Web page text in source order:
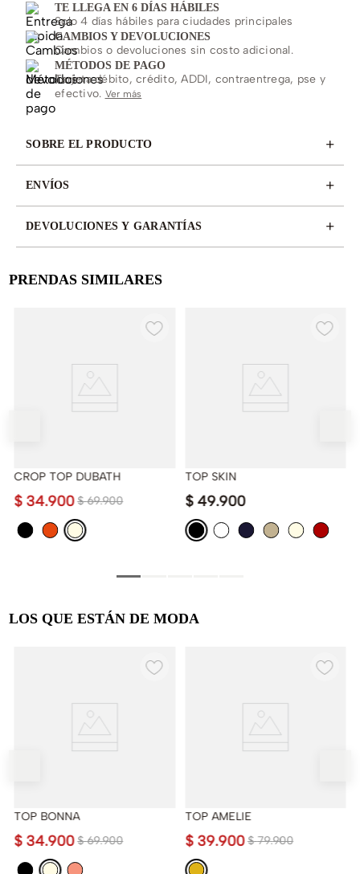
TE LLEGA EN 6 DÍAS HÁBILES
Solo 4 días hábiles para ciudades principales
CAMBIOS Y DEVOLUCIONES
Cambios o devoluciones sin costo adicional.
MÉTODOS DE PAGO
Tarjeta débito, crédito, ADDI, contraentrega, pse y
efectivo. Ver más
SOBRE EL PRODUCTO +
ENVÍOS +
DEVOLUCIONES Y GARANTÍAS +
PRENDAS SIMILARES
CROP TOP DUBATH
$ 69.900
$ 34.900
TOP SKIN
$ 49.900
LOS QUE ESTÁN DE MODA
TOP BONNA
$ 69.900
$ 34.900
TOP AMELIE
$ 79.900
$ 39.900